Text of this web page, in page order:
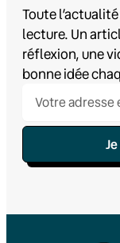
Toute
lecture. Un
réflexion, une
bonne idée